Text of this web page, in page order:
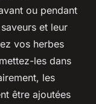
ou pendant
et leur
vos herbes
les dans
les
être ajoutées